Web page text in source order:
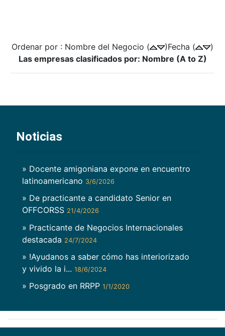
Ordenar por : Nombre del Negocio ( )Fecha (
)
Las empresas clasificados por: Nombre (A to Z)
Noticias
» Docente amigoniana expone en encuentro
latinoamericano 3/6/2026
» De practicante a candidato Senior en
OFFCORSS 21/4/2026
» Practicante de Negocios Internacionales
destacada 24/7/2024
» !Ayudanos a saber cómo has interiorizado
y vivido la i... 18/6/2024
» Posgrado en RRPP 1/1/2020